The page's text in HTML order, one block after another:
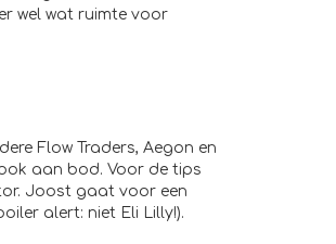
wel wat ruimte voor
Flow Traders, Aegon en
aan bod. Voor de tips
Joost gaat voor een
alert: niet Eli Lilly!).